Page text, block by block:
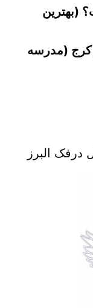
(بهترین
کرج (مدرسه
درفک البرز